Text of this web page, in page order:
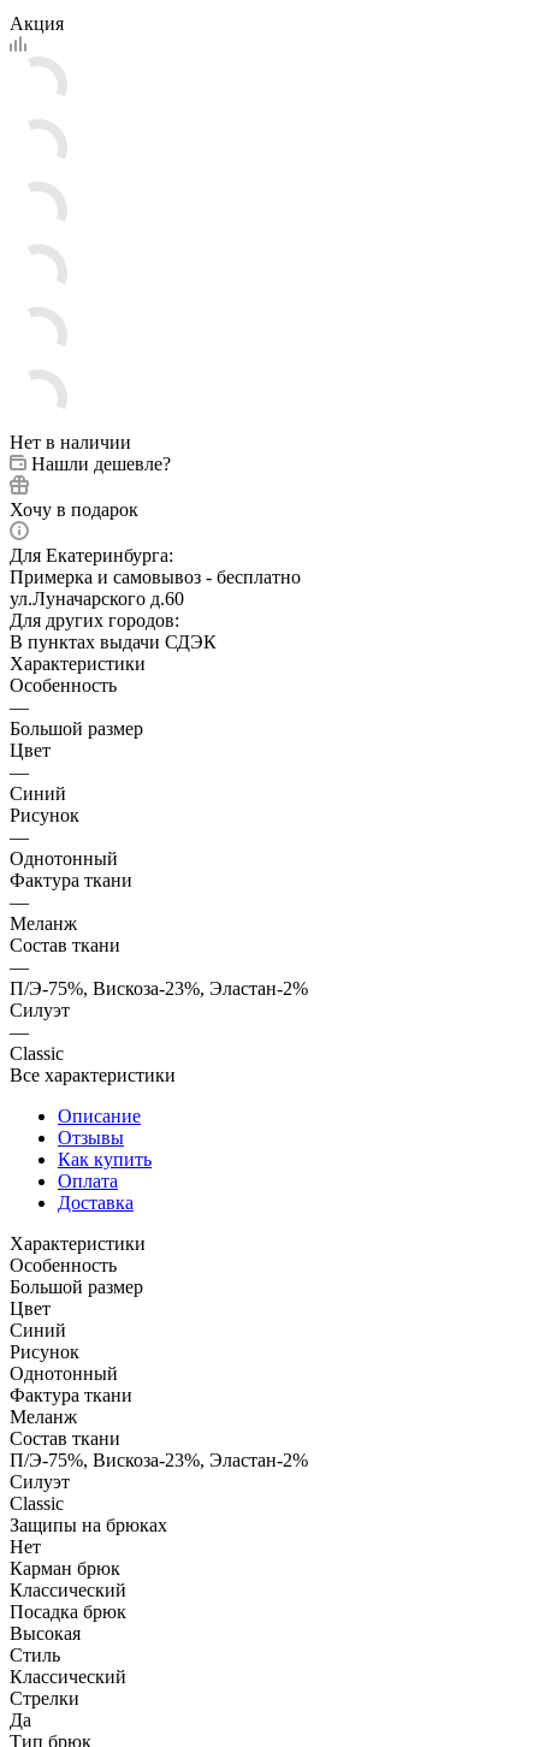
Акция
Нет в наличии
Нашли дешевле?
Хочу в подарок
Для Екатеринбурга:
Примерка и самовывоз - бесплатно
ул.Луначарского д.60
Для других городов:
В пунктах выдачи СДЭК
Характеристики
Особенность
—
Большой размер
Цвет
—
Синий
Рисунок
—
Однотонный
Фактура ткани
—
Меланж
Состав ткани
—
П/Э-75%, Вискоза-23%, Эластан-2%
Силуэт
—
Classic
Все характеристики
Описание
Отзывы
Как купить
Оплата
Доставка
Характеристики
Особенность
Большой размер
Цвет
Синий
Рисунок
Однотонный
Фактура ткани
Меланж
Состав ткани
П/Э-75%, Вискоза-23%, Эластан-2%
Силуэт
Classic
Защипы на брюках
Нет
Карман брюк
Классический
Посадка брюк
Высокая
Стиль
Классический
Стрелки
Да
Тип брюк